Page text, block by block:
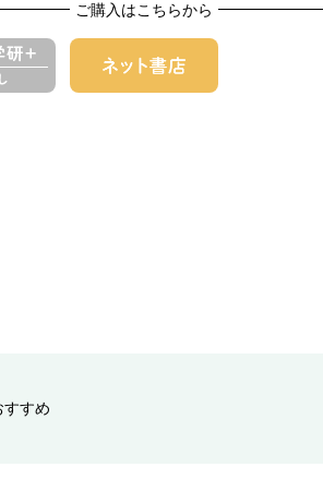
ご購入はこちらから
すすめ